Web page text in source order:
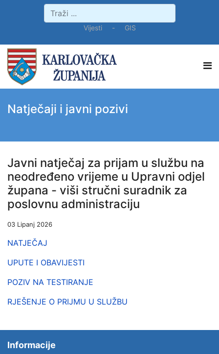
Vijesti- GIS
Natječaji i javni pozivi
Javni natječaj za prijam u službu na
neodređeno vrijeme u Upravni odjel
župana - viši stručni suradnik za
poslovnu administraciju
03 Lipanj 2026
NATJEČAJ
UPUTE I OBAVIJESTI
POZIV NA TESTIRANJE
RJEŠENJE O PRIJMU U SLUŽBU
Informacije